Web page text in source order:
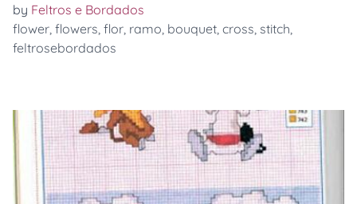
by Feltros e Bordados
flower, flowers, flor, ramo, bouquet, cross, stitch,
feltrosebordados